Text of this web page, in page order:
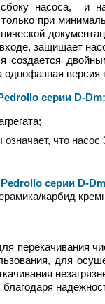
насоса, и
только при
защищает
создается
серии D-Dm:
что
серии D-Dm
карбид
перекачивания
для